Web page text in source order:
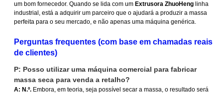
um bom fornecedor. Quando se lida com um Extrusora ZhuoHenglinha
industrial, está a adquirir um parceiro que o ajudará a produzir a massa
perfeita para o seu mercado, e não apenas uma máquina genérica.
Perguntas frequentes (com base em chamadas reais
de clientes)
P: Posso utilizar uma máquina comercial para fabricar
massa seca para venda a retalho?
A: N.º.Embora, em teoria, seja possível secar a massa, o resultado será